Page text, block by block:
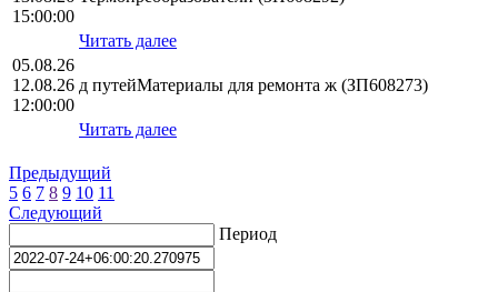
15:00:00
Читать далее
05.08.26
12.08.26
12:00:00
д путейМатериалы для ремонта ж (ЗП608273)
Читать далее
Предыдущий
5 6 7 8 9 10 11
Следующий
Период